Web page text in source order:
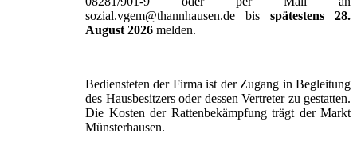
sozial.vgem@thannhausen.de bis spätestens 28.
August 2026 melden.
Bediensteten der Firma ist der Zugang in Begleitung
des Hausbesitzers oder dessen Vertreter zu gestatten.
Die Kosten der Rattenbekämpfung trägt der Markt
Münsterhausen.